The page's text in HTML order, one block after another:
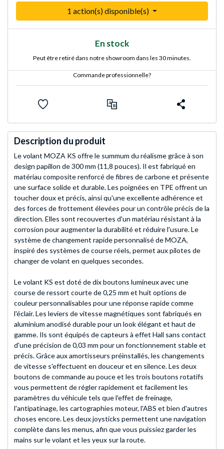
1 action(s) disponible(s)
En stock
Peut être retiré dans notre showroom dans les 30 minutes.
Commande professionnelle?
Description du produit
Le volant MOZA KS offre le summum du réalisme grâce à son
design papillon de 300 mm (11,8 pouces). Il est fabriqué en
matériau composite renforcé de fibres de carbone et présente
une surface solide et durable. Les poignées en TPE offrent un
toucher doux et précis, ainsi qu'une excellente adhérence et
des forces de frottement élevées pour un contrôle précis de la
direction. Elles sont recouvertes d'un matériau résistant à la
corrosion pour augmenter la durabilité et réduire l'usure. Le
système de changement rapide personnalisé de MOZA,
inspiré des systèmes de course réels, permet aux pilotes de
changer de volant en quelques secondes.
Le volant KS est doté de dix boutons lumineux avec une
course de ressort courte de 0,25 mm et huit options de
couleur personnalisables pour une réponse rapide comme
l'éclair. Les leviers de vitesse magnétiques sont fabriqués en
aluminium anodisé durable pour un look élégant et haut de
gamme. Ils sont équipés de capteurs à effet Hall sans contact
d'une précision de 0,03 mm pour un fonctionnement stable et
précis. Grâce aux amortisseurs préinstallés, les changements
de vitesse s'effectuent en douceur et en silence. Les deux
boutons de commande au pouce et les trois boutons rotatifs
vous permettent de régler rapidement et facilement les
paramètres du véhicule tels que l'effet de freinage,
l'antipatinage, les cartographies moteur, l'ABS et bien d'autres
choses encore. Les deux joysticks permettent une navigation
complète dans les menus, afin que vous puissiez garder les
mains sur le volant et les yeux sur la route.